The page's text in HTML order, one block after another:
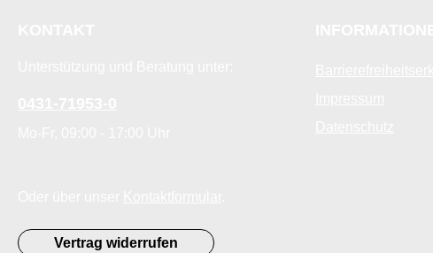
Vertrag widerrufen